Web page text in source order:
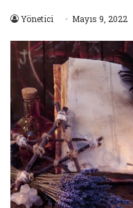
Yönetici Mayıs 9, 2022